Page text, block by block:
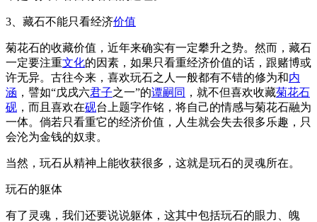
3、藏石不能只看经济价值
菊花石的收藏价值，近年来确实有一定攀升之势。然而，藏石
一定要注重文化的因素，如果只看重经济价值的话，跟赌博或
许无异。古往今来，喜欢玩石之人一般都有不错的修为和内
涵 ，譬如“戊戌六君子之一”的谭嗣同 ，就不但喜欢收藏菊花石
砚 ，而且喜欢在砚台上题字作铭，将自己的情感与菊花石融为
一体。倘若只看重它的经济价值，人生就会失去很多乐趣，只
会沦为金钱的奴隶。
当然，玩石从精神上能收获很多，这就是玩石的灵魂所在。
玩石的躯体
有了灵魂，我们还要说说躯体，这其中包括玩石的眼力、魄